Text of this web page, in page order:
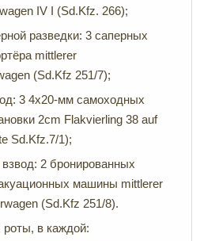
IV I (Sd.Kfz. 266);
разведки: 3 саперных
mittlerer
(Sd.Kfz 251/7);
3 4х20-мм самоходных
2cm Flakvierling 38 auf
Sd.Kfz.7/1);
2 бронированных
машины mittlerer
(Sd.Kfz 251/8).
в каждой: